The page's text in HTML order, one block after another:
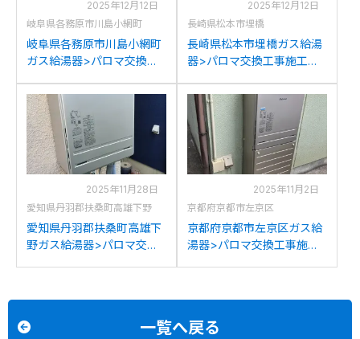
2025年12月12日
岐阜県各務原市川島小網町
岐阜県各務原市川島小網町
ガス給湯器>パロマ交換工
2008SAWからパロマFH-
2023SAWへの交換
2025年12月12日
長崎県松本市埋橋
長崎県松本市埋橋ガス給湯
器>パロマ交換工事施工事
2008SAWXからパロマFH-
2023SAWへの交換
2025年11月28日
愛知県丹羽郡扶桑町高雄下野
愛知県丹羽郡扶桑町高雄下
野ガス給湯器>パロマ交換
2025年11月2日
京都府京都市左京区
京都府京都市左京区ガス給
湯器>パロマ交換工事施工
一覧へ戻る